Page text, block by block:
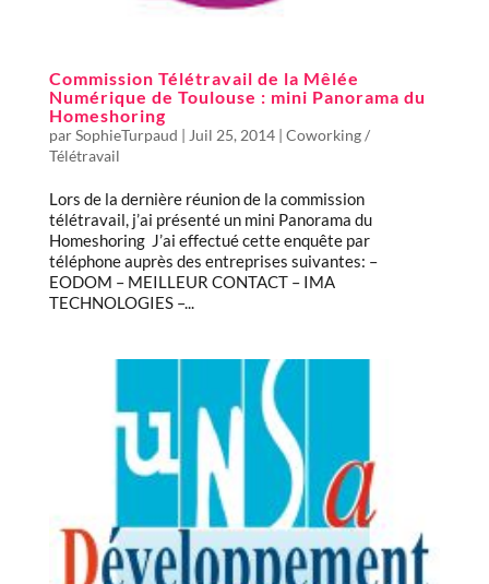
Commission Télétravail de la Mêlée
Numérique de Toulouse : mini Panorama du
Homeshoring
parSophieTurpaud | Juil 25, 2014| Coworking /
Télétravail
Lors de la dernière réunion de la commission
télétravail, j’ai présenté un mini Panorama du
Homeshoring J’ai effectué cette enquête par
téléphone auprès des entreprises suivantes: –
EODOM – MEILLEUR CONTACT – IMA
TECHNOLOGIES –...